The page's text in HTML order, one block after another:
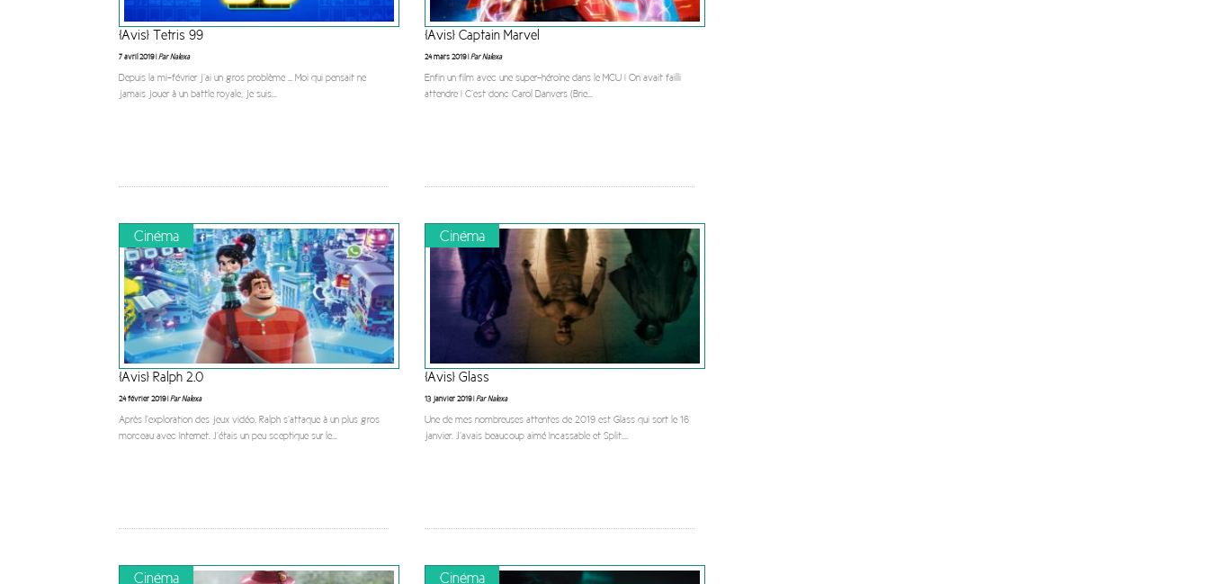
[Avis] Tetris 99
7 avril 2019 |Par Nalexa
Depuis la mi-février j’ai un gros problème … Moi qui pensait ne
jamais jouer à un battle royale, je suis...
[Avis] Captain Marvel
24 mars 2019 |Par Nalexa
Enfin un film avec une super-héroïne dans le MCU ! On avait failli
attendre ! C’est donc Carol Danvers (Brie...
Cinéma
[Avis] Ralph 2.0
24 février 2019 |Par Nalexa
Après l’exploration des jeux vidéo, Ralph s’attaque à un plus gros
morceau avec Internet. J’étais un peu sceptique sur le...
Cinéma
[Avis] Glass
13 janvier 2019 |Par Nalexa
Une de mes nombreuses attentes de 2019 est Glass qui sort le 16
janvier. J’avais beaucoup aimé Incassable et Split....
Cinéma Cinéma